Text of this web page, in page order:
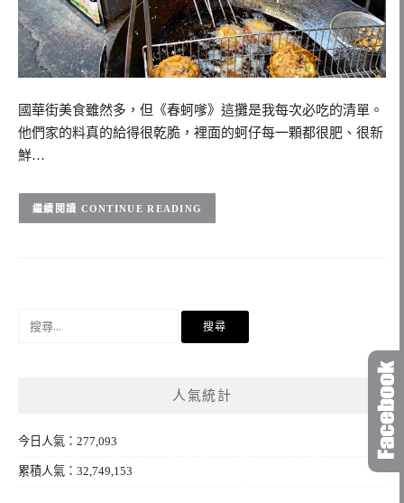
國華街美食雖然多，但《春蚵嗲》這攤是我每次必吃的清單。
他們家的料真的給得很乾脆，裡面的蚵仔每一顆都很肥、很新
鮮…
CONTINUE READING
人氣統計
今日人氣：277,093
累積人氣：32,749,153